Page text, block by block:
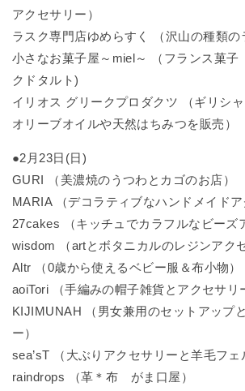
アクセサリー）
ラスク専門店ゆめらすく （沢山の種類の
小さなお菓子屋～miel～ （フランス菓
クドタルト)
イリオス グリークプロダクツ （ギリシ
オリーブオイルや天然はちみつを販売）
●2月23日(日)
GURI （美濃焼のうつわとカゴのお店）
MARIA （デコラティブなハンドメイドア
27cakes （キッチュでカラフルなビーズ
wisdom （artとボタニカルのレジンアク
Altr （0歳から使えるベビー服＆布小物）
aoiTori （手編みの帽子雑貨とアクセサリ
KIJIMUNAH （男女兼用のセットアップ
ー）
sea’sT （大ぶりアクセサリーと羊毛フェ
raindrops （革＊布 がま口屋）